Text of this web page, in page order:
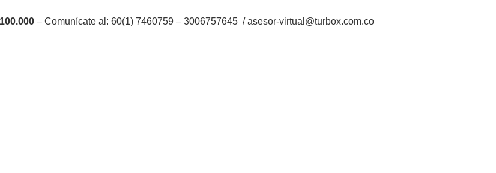
– Comunícate al: 60(1) 7460759 – 3006757645 / asesor-virtual@turbox.com.co